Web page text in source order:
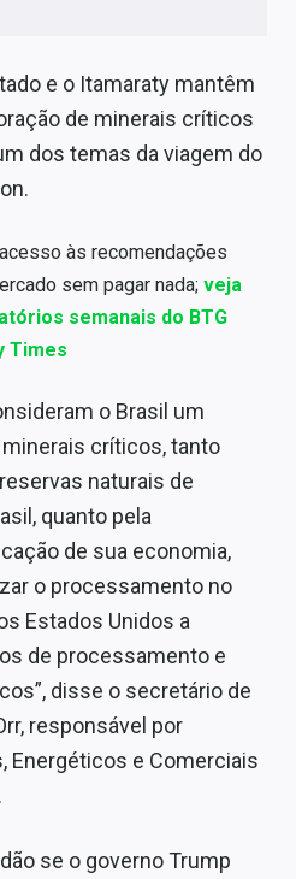
e o Itamaraty mantêm
de minerais críticos
dos temas da viagem do
às recomendações
sem pagar nada;veja
semanais do BTG
Times
o Brasil um
críticos, tanto
naturais de
quanto pela
de sua economia,
o processamento no
Estados Unidos a
de processamento e
disse o secretário de
responsável por
Energéticos e Comerciais
se o governo Trump